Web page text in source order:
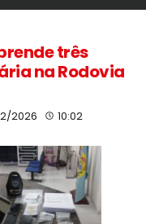
três
na Rodovia
2026 10:02